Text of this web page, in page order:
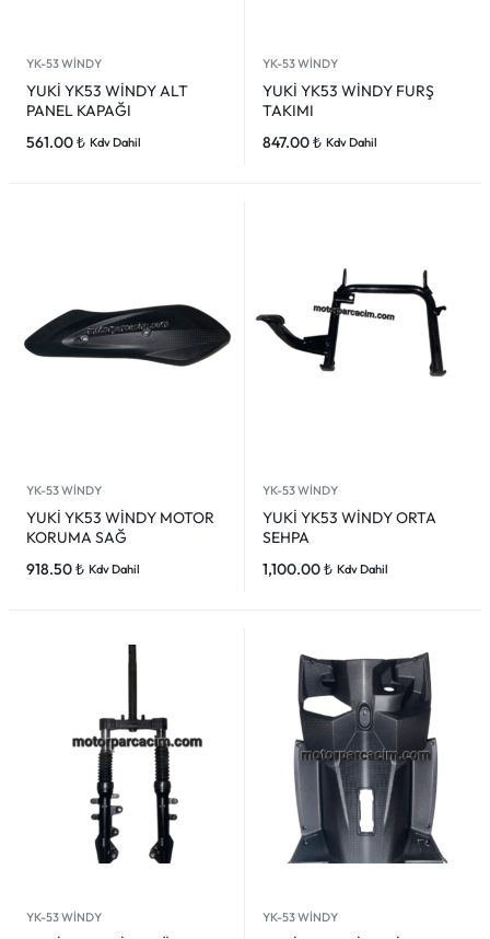
YK-53 WİNDY
YUKİ YK53 WİNDY ALT
PANEL KAPAĞI
561.00₺ Kdv Dahil
YK-53 WİNDY
YUKİ YK53 WİNDY FURŞ
TAKIMI
847.00₺ Kdv Dahil
YK-53 WİNDY
YUKİ YK53 WİNDY MOTOR
KORUMA SAĞ
918.50₺ Kdv Dahil
YK-53 WİNDY
YUKİ YK53 WİNDY ORTA
SEHPA
1,100.00₺ Kdv Dahil
YK-53 WİNDY YK-53 WİNDY